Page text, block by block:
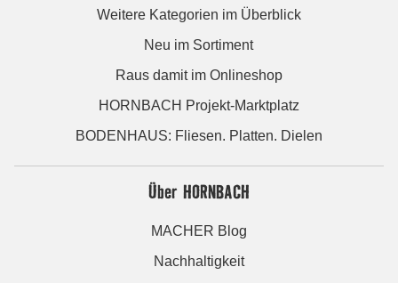
Weitere Kategorien im Überblick
Neu im Sortiment
Raus damit im Onlineshop
HORNBACH Projekt-Marktplatz
BODENHAUS: Fliesen. Platten. Dielen
Über HORNBACH
MACHER Blog
Nachhaltigkeit